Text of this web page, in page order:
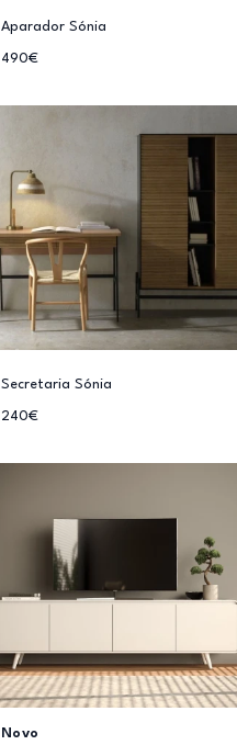
Aparador Sónia
490€
Secretaria Sónia
240€
Novo